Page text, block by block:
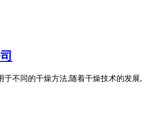
不同的干燥方法,随着干燥技术的发